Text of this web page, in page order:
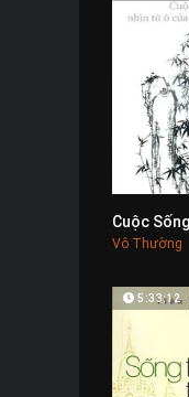
Vô Thường
5:33:12